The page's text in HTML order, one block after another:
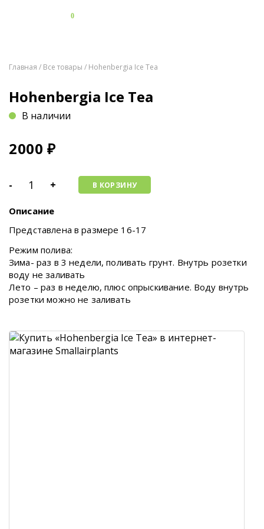
0
Главная / Все товары / Hohenbergia Ice Tea
Hohenbergia Ice Tea
В наличии
2000 ₽
- + В КОРЗИНУ
Описание
Представлена в размере 16-17
Режим полива:
Зима- раз в 3 недели, поливать грунт. Внутрь розетки
воду не заливать
Лето – раз в неделю, плюс опрыскивание. Воду внутрь
розетки можно не заливать